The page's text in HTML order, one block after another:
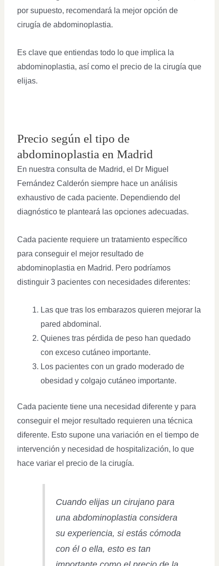
por supuesto, recomendará la mejor opción de
cirugía de abdominoplastia.
Es clave que entiendas todo lo que implica la
abdominoplastia, así como el precio de la cirugía que
elijas.
Precio según el tipo de
abdominoplastia en Madrid
En nuestra consulta de Madrid, el Dr Miguel
Fernández Calderón siempre hace un análisis
exhaustivo de cada paciente. Dependiendo del
diagnóstico te planteará las opciones adecuadas.
Cada paciente requiere un tratamiento específico
para conseguir el mejor resultado de
abdominoplastia en Madrid. Pero podríamos
distinguir 3 pacientes con necesidades diferentes:
Las que tras los embarazos quieren mejorar la
pared abdominal.
Quienes tras pérdida de peso han quedado
con exceso cutáneo importante.
Los pacientes con un grado moderado de
obesidad y colgajo cutáneo importante.
Cada paciente tiene una necesidad diferente y para
conseguir el mejor resultado requieren una técnica
diferente. Esto supone una variación en el tiempo de
intervención y necesidad de hospitalización, lo que
hace variar el precio de la cirugía.
Cuando elijas un cirujano para
una abdominoplastia considera
su experiencia, si estás cómoda
con él o ella, esto es tan